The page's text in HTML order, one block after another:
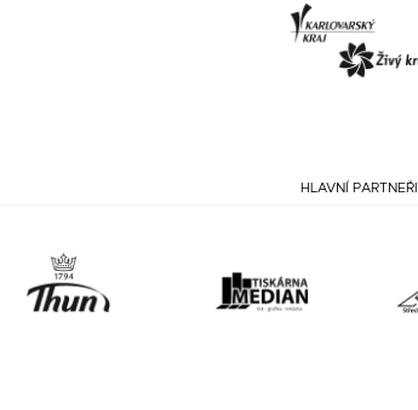
HLAVNÍ PARTNEŘI